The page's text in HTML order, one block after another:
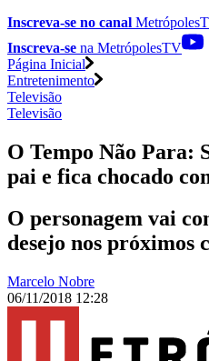
Inscreva-se no canal
Inscreva-se na MetrópolesTV
Página Inicial
Entretenimento
Televisão
Televisão
O Tempo Não Para:
pai e fica chocado
O personagem vai
desejo nos próximos
Marcelo Nobre
06/11/2018 12:28